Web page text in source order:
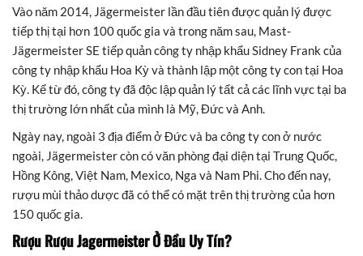
Vào năm 2014, Jägermeister lần đầu tiên được quản lý được
tiếp thị tại hơn 100 quốc gia và trong năm sau, Mast-
Jägermeister SE tiếp quản công ty nhập khẩu Sidney Frank của
công ty nhập khẩu Hoa Kỳ và thành lập một công ty con tại Hoa
Kỳ. Kể từ đó, công ty đã độc lập quản lý tất cả các lĩnh vực tại ba
thị trường lớn nhất của mình là Mỹ, Đức và Anh.
Ngày nay, ngoài 3 địa điểm ở Đức và ba công ty con ở nước
ngoài, Jägermeister còn có văn phòng đại diện tại Trung Quốc,
Hồng Kông, Việt Nam, Mexico, Nga và Nam Phi. Cho đến nay,
rượu mùi thảo dược đã có thể có mặt trên thị trường của hơn
150 quốc gia.
Rượu Rượu Jagermeister Ở Đầu Uy Tín?